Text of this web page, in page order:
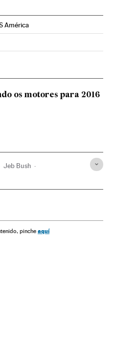
América
Twitter
en Instagram
Brasil en Facebook
os motores para 2016
Jeb Bush
pinche aquí